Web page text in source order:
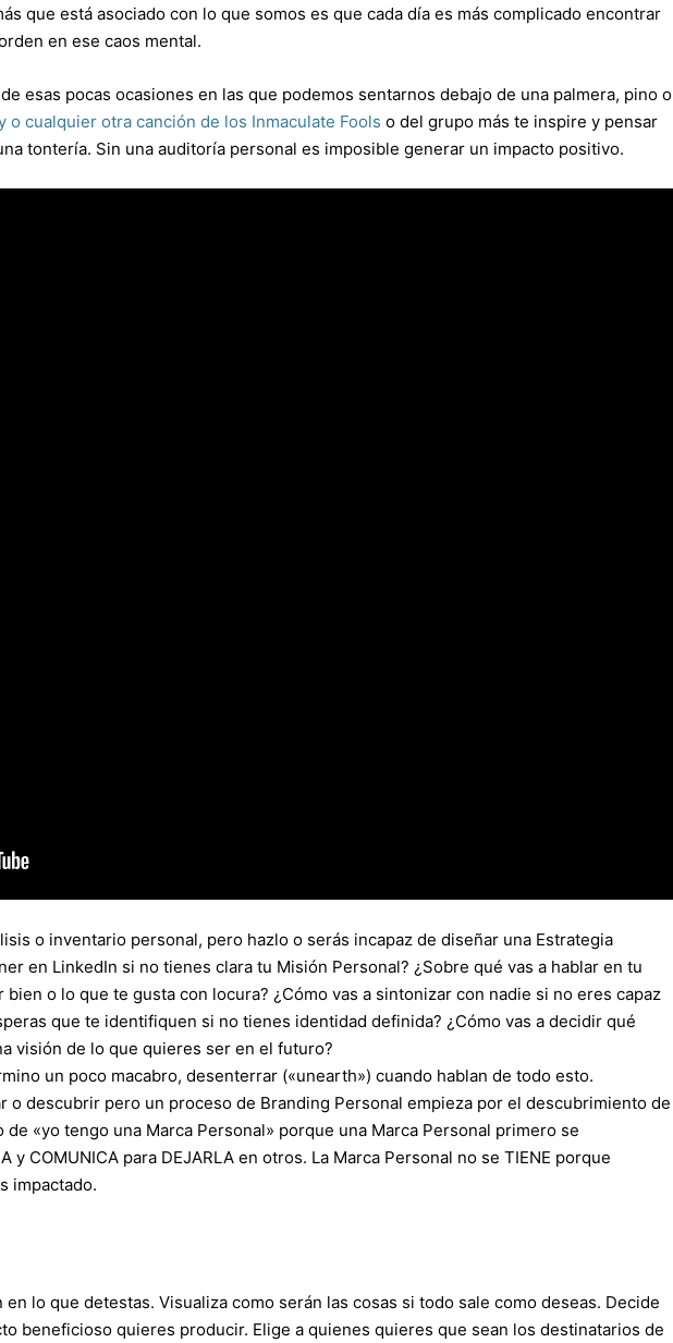
que está asociado con lo que somos es que cada día es más complicado encontrar
en ese caos mental.
esas pocas ocasiones en las que podemos sentarnos debajo de una palmera, pino o
o cualquier otra canción de los Inmaculate Fools o del grupo más te inspire y pensar
tontería. Sin una auditoría personal es imposible generar un impacto positivo.
o inventario personal, pero hazlo o serás incapaz de diseñar una Estrategia
en LinkedIn si no tienes clara tu Misión Personal? ¿Sobre qué vas a hablar en tu
o lo que te gusta con locura? ¿Cómo vas a sintonizar con nadie si no eres capaz
que te identifiquen si no tienes identidad definida? ¿Cómo vas a decidir qué
visión de lo que quieres ser en el futuro?
un poco macabro, desenterrar («unearth») cuando hablan de todo esto.
o descubrir pero un proceso de Branding Personal empieza por el descubrimiento de
«yo tengo una Marca Personal» porque una Marca Personal primero se
y COMUNICA para DEJARLA en otros. La Marca Personal no se TIENE porque
impactado.
lo que detestas. Visualiza como serán las cosas si todo sale como deseas. Decide
beneficioso quieres producir. Elige a quienes quieres que sean los destinatarios de